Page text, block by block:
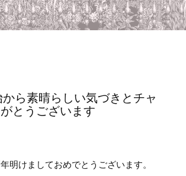
ら素晴らしい気づきとチャ
とうございます
明けましておめでとうございます。